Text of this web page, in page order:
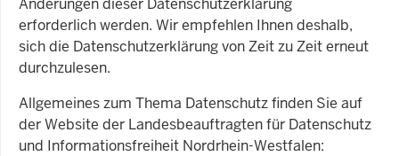
erforderlich werden. Wir empfehlen Ihnen deshalb,
sich die Datenschutzerklärung von Zeit zu Zeit erneut
durchzulesen.
Allgemeines zum Thema Datenschutz finden Sie auf
der Website der Landesbeauftragten für Datenschutz
und Informationsfreiheit Nordrhein-Westfalen: